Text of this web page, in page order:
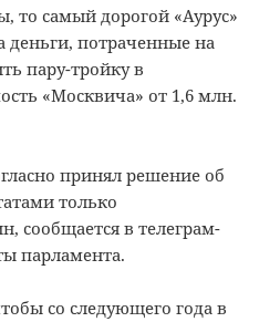
то самый дорогой «Аурус»
деньги, потраченные на
пару-тройку в
«Москвича» от 1,6 млн.
принял решение об
только
сообщается в телеграм-
парламента.
со следующего года в